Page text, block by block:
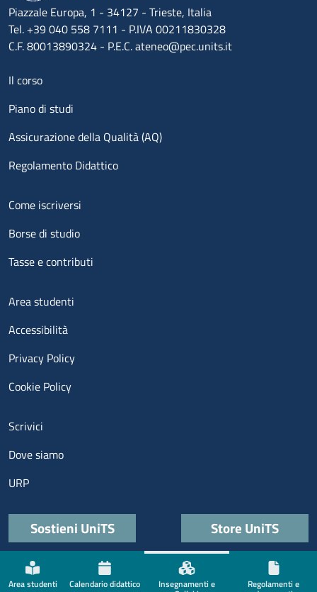
Area studenti Calendario didattico Insegnamenti e Regolamenti e
Piazzale Europa, 1 - 34127 - Trieste, Italia
Tel. +39 040 558 7111 - P.IVA 00211830328
C.F. 80013890324 - P.E.C. ateneo@pec.units.it
Menu footer 1
Il corso
Piano di studi
Assicurazione della Qualità (AQ)
Regolamento Didattico
Menu footer 2
Come iscriversi
Borse di studio
Tasse e contributi
Menu footer 3
Area studenti
Accessibilità
Privacy Policy
Cookie Policy
Menu contatti
Scrivici
Dove siamo
URP
Quick links
Sostieni UniTS Store UniTS
Menù social